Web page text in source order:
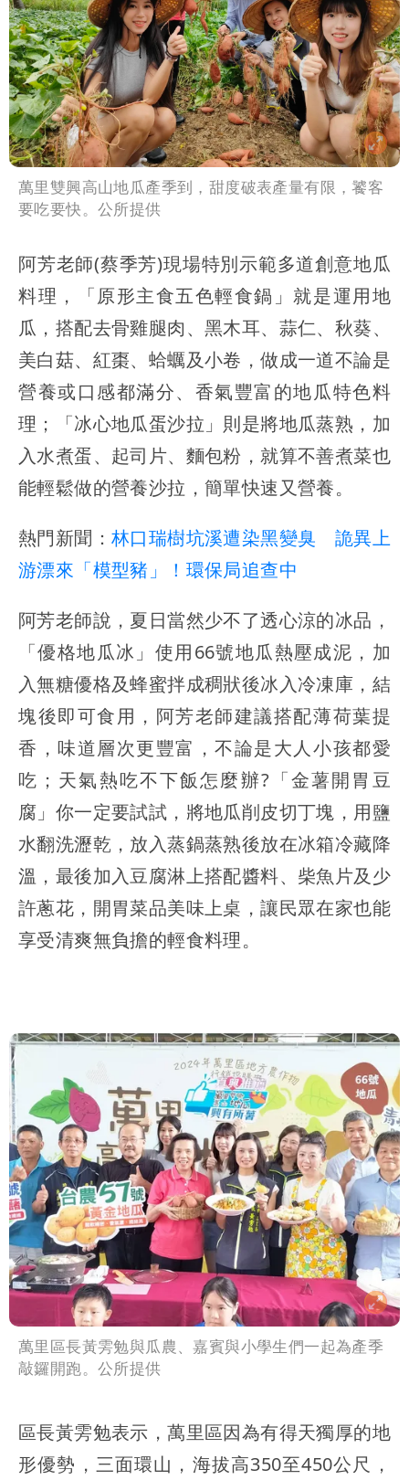
萬里雙興高山地瓜產季到，甜度破表產量有限，饕客
要吃要快。公所提供
阿芳老師(蔡季芳)現場特別示範多道創意地瓜
料理，「原形主食五色輕食鍋」就是運用地
瓜，搭配去骨雞腿肉、黑木耳、蒜仁、秋葵、
美白菇、紅棗、蛤蠣及小卷，做成一道不論是
營養或口感都滿分、香氣豐富的地瓜特色料
理；「冰心地瓜蛋沙拉」則是將地瓜蒸熟，加
入水煮蛋、起司片、麵包粉，就算不善煮菜也
能輕鬆做的營養沙拉，簡單快速又營養。
熱門新聞： 林口瑞樹坑溪遭染黑變臭 詭異上
游漂來「模型豬」！環保局追查中
阿芳老師說，夏日當然少不了透心涼的冰品，
「優格地瓜冰」使用66號地瓜熱壓成泥，加
入無糖優格及蜂蜜拌成稠狀後冰入冷凍庫，結
塊後即可食用，阿芳老師建議搭配薄荷葉提
香，味道層次更豐富，不論是大人小孩都愛
吃；天氣熱吃不下飯怎麼辦?「金薯開胃豆
腐」你一定要試試，將地瓜削皮切丁塊，用鹽
水翻洗瀝乾，放入蒸鍋蒸熟後放在冰箱冷藏降
溫，最後加入豆腐淋上搭配醬料、柴魚片及少
許蔥花，開胃菜品美味上桌，讓民眾在家也能
享受清爽無負擔的輕食料理。
萬里區長黃雱勉與瓜農、嘉賓與小學生們一起為產季
敲鑼開跑。公所提供
區長黃雱勉表示，萬里區因為有得天獨厚的地
形優勢，三面環山，海拔高350至450公尺，